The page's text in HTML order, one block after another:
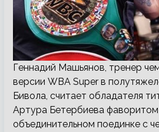
Геннадий Машьянов, тренер
версии WBA Super в
Бивола, считает обладателя
Артура Бетербиева
объединительном поединке с